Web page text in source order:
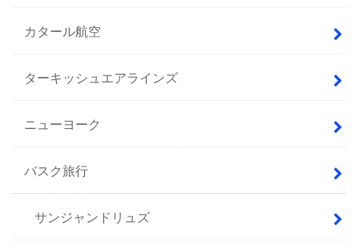
カタール航空
ターキッシュエアラインズ
ニューヨーク
バスク旅行
サンジャンドリュズ